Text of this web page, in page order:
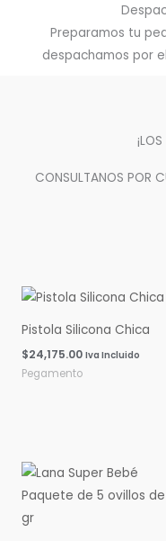
Preparamos tu
despachamos por
CONSULTANOS POR
Pistola Silicona Chica
$24,175.00 Iva Incluido
Pegamento
Rango
de